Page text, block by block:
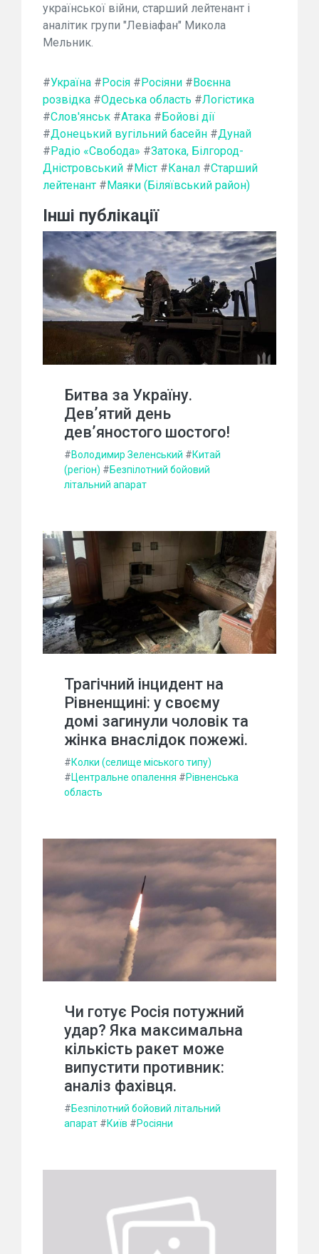
української війни, старший лейтенант і
аналітик групи "Левіафан" Микола
Мельник.
#Україна #Росія #Росіяни #Воєнна
розвідка #Одеська область #Логістика
#Слов'янськ #Атака #Бойові дії
#Донецький вугільний басейн #Дунай
#Радіо «Свобода» #Затока, Білгород-
Дністровський #Міст #Канал #Старший
лейтенант #Маяки (Біляївський район)
Інші публікації
Битва за Україну.
Дев’ятий день
дев’яностого шостого!
#Володимир Зеленський #Китай
(регіон) #Безпілотний бойовий
літальний апарат
Трагічний інцидент на
Рівненщині: у своєму
домі загинули чоловік та
жінка внаслідок пожежі.
#Колки (селище міського типу)
#Центральне опалення #Рівненська
область
Чи готує Росія потужний
удар? Яка максимальна
кількість ракет може
випустити противник:
аналіз фахівця.
#Безпілотний бойовий літальний
апарат #Київ #Росіяни